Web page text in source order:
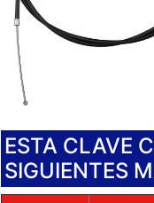
ESTA CLAVE
SIGUIENTES